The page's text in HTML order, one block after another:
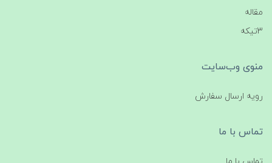
مقاله
3تیکه
منوی وب‌سایت
رویه ارسال سفارش
تماس با ما